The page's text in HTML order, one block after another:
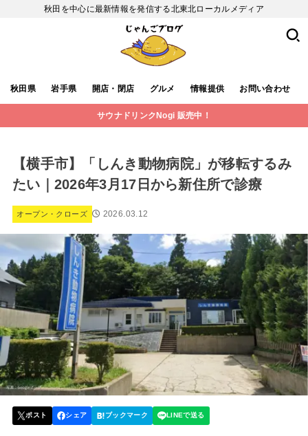
秋田を中心に最新情報を発信する北東北ローカルメディア
秋田県 岩手県 開店・閉店 グルメ 情報提供 お問い合わせ
サウナドリンクNogi 販売中！
【横手市】「しんき動物病院」が移転するみ
たい｜2026年3月17日から新住所で診療
オープン・クローズ 2026.03.12